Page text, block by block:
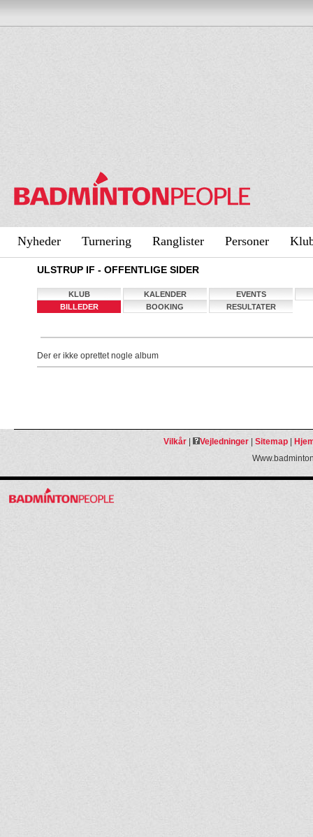
Nyheder Turnering Ranglister Personer
ULSTRUP IF - OFFENTLIGE SIDER
KLUB KALENDER
EVENTS
BILLEDER
BOOKING RESULTATER
Der er ikke oprettet nogle album
Vilkår| Vejledninger| Sitemap|